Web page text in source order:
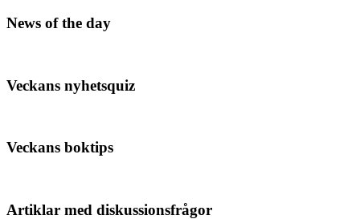
News of the day
Veckans nyhetsquiz
Veckans boktips
Artiklar med diskussionsfrågor